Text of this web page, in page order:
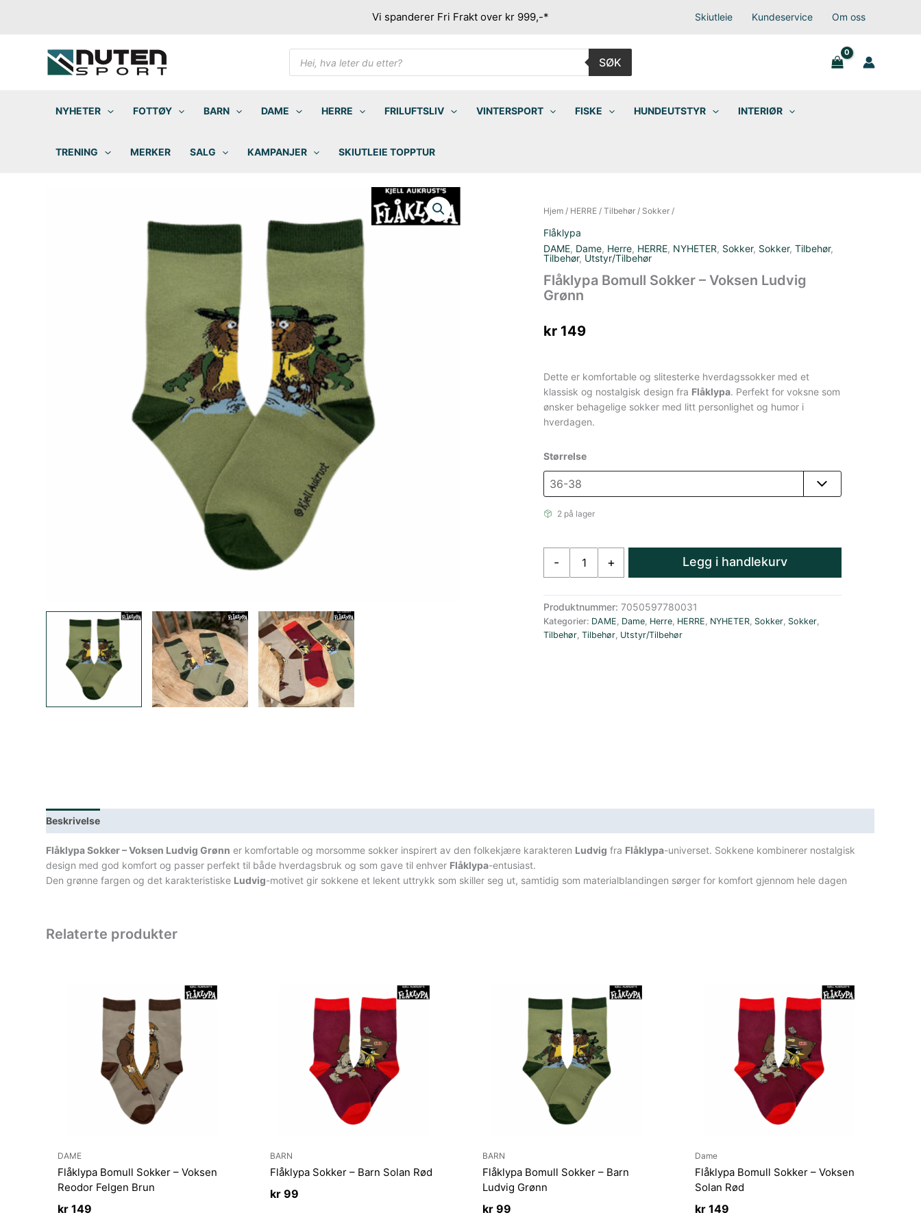
Vi spanderer Fri Frakt over kr 999,-* Skiutleie Kundeservice Om oss
Products
search
SØK
NYHETER FOTTØY BARN DAME HERRE FRILUFTSLIV VINTERSPORT FISKE HUNDEUTSTYR INTERIØR
TRENING MERKER SALG KAMPANJER SKIUTLEIE TOPPTUR
Hjem/ HERRE/ Tilbehør/ Sokker/
Flåklypa
DAME, Dame, Herre, HERRE, NYHETER, Sokker, Sokker, Tilbehør,
Tilbehør, Utstyr/Tilbehør
Flåklypa Bomull Sokker – Voksen Ludvig
Grønn
kr149
Dette er komfortable og slitesterke hverdagssokker med et
klassisk og nostalgisk design fra Flåklypa. Perfekt for voksne som
ønsker behagelige sokker med litt personlighet og humor i
hverdagen.
Størrelse
2 på lager
-
-
Voksen
Ludvig
+ Legg i handlekurv
Produktnummer: 7050597780031
Kategorier: DAME, Dame, Herre, HERRE, NYHETER, Sokker, Sokker,
Tilbehør, Tilbehør, Utstyr/Tilbehør
Beskrivelse
Flåklypa Sokker – Voksen Ludvig Grønn er komfortable og morsomme sokker inspirert av den folkekjære karakteren Ludvig fra Flåklypa-universet. Sokkene kombinerer nostalgisk
design med god komfort og passer perfekt til både hverdagsbruk og som gave til enhver Flåklypa-entusiast.
Den grønne fargen og det karakteristiske Ludvig-motivet gir sokkene et lekent uttrykk som skiller seg ut, samtidig som materialblandingen sørger for komfort gjennom hele dagen
Relaterte produkter
DAME
Flåklypa Bomull Sokker – Voksen
Reodor Felgen Brun
kr 149
BARN
Flåklypa Sokker – Barn Solan Rød
kr99
BARN
Flåklypa Bomull Sokker – Barn
Ludvig Grønn
kr99
Dame
Flåklypa Bomull Sokker – Voksen
Solan Rød
kr149